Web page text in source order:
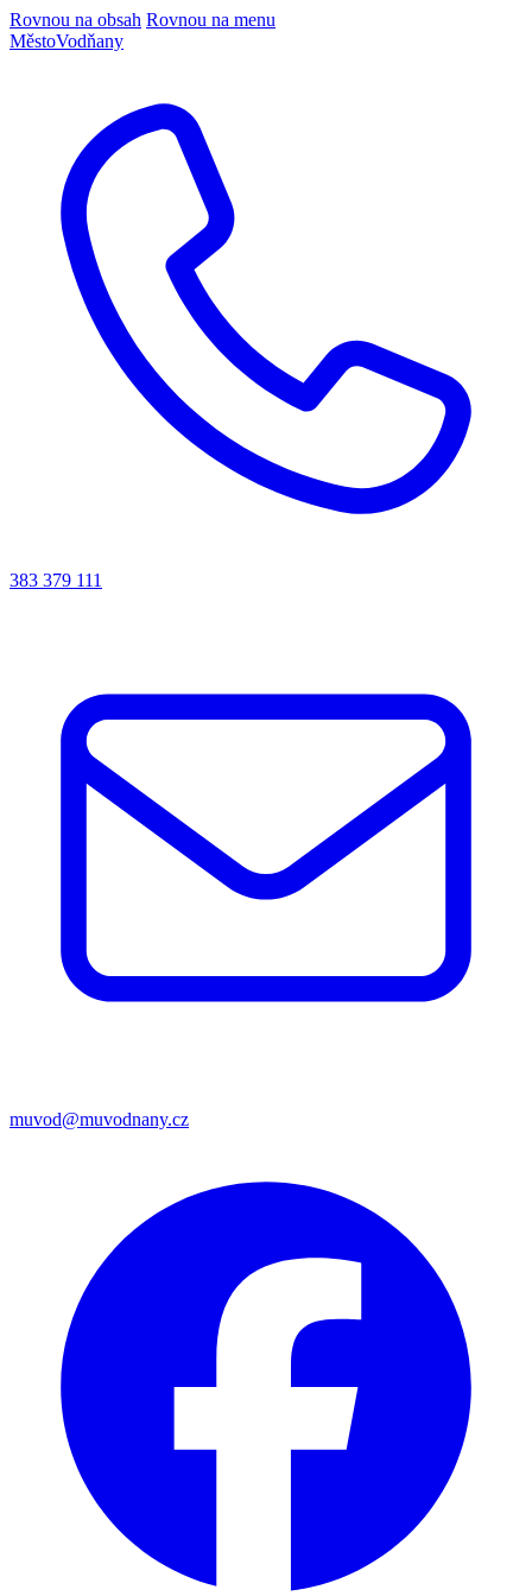
Rovnou na obsah Rovnou na menu
MěstoVodňany
383 379 111
muvod@muvodnany.cz